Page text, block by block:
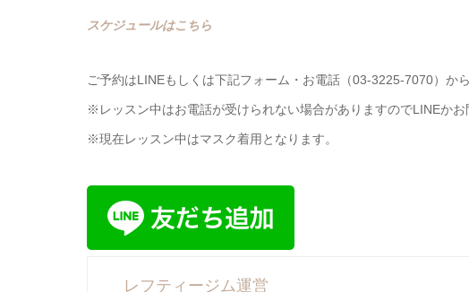
スケジュールはこちら
ご予約はLINEもしくは下記フォーム・お電話（03-3225-7070）から
※レッスン中はお電話が受けられない場合がありますのでLINEかお
※現在レッスン中はマスク着用となります。
レフティージム運営